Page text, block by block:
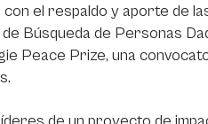
el respaldo y aporte de
de Búsqueda de Personas
Peace Prize, una